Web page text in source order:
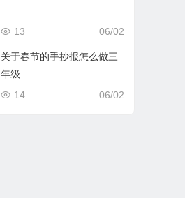
06/02
13
关于春节的手抄报怎么做三
年级
06/02
14